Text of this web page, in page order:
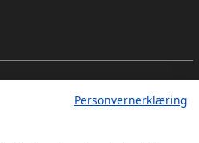
Personvernerklæring